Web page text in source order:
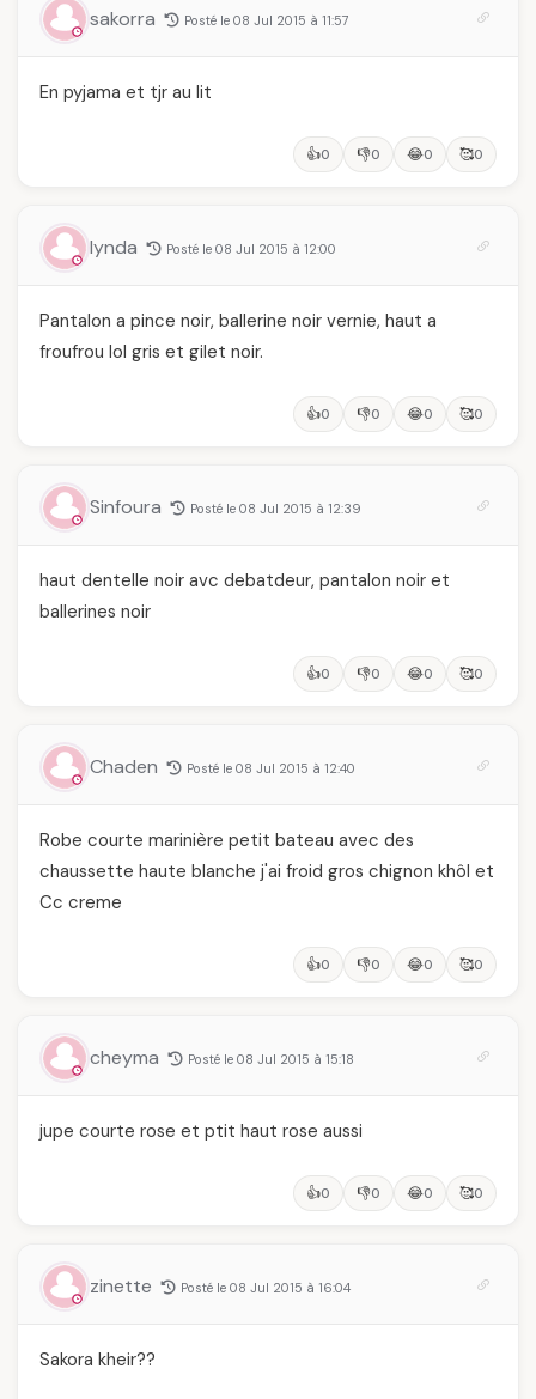
sakorra Posté le 08 Jul 2015 à 11:57
En pyjama et tjr au lit
👍0 👎0 😂0 🥰0
lynda Posté le 08 Jul 2015 à 12:00
Pantalon a pince noir, ballerine noir vernie, haut a
froufrou lol gris et gilet noir.
👍0 👎0 😂0 🥰0
Sinfoura Posté le 08 Jul 2015 à 12:39
haut dentelle noir avc debatdeur, pantalon noir et
ballerines noir
👍0 👎0 😂0 🥰0
Chaden Posté le 08 Jul 2015 à 12:40
Robe courte marinière petit bateau avec des
chaussette haute blanche j'ai froid gros chignon khôl et
Cc creme
👍0 👎0 😂0 🥰0
cheyma Posté le 08 Jul 2015 à 15:18
jupe courte rose et ptit haut rose aussi
👍0 👎0 😂0 🥰0
zinette Posté le 08 Jul 2015 à 16:04
Sakora kheir??